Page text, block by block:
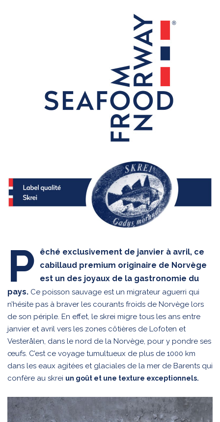
P
êché exclusivement de janvier à avril, ce
cabillaud premium originaire de Norvège
est un des joyaux de la gastronomie du
pays. Ce poisson sauvage est un migrateur aguerri qui
n’hésite pas à braver les courants froids de Norvège lors
de son périple. En effet, le skrei migre tous les ans entre
janvier et avril vers les zones côtières de Lofoten et
Vesterålen, dans le nord de la Norvège, pour y pondre ses
œufs. C’est ce voyage tumultueux de plus de 1000 km
dans les eaux agitées et glaciales de la mer de Barents qui
confère au skrei un goût et une texture exceptionnels.